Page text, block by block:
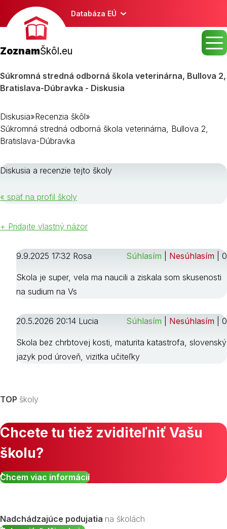
Databáza EÚ
ZoznamŠkôl.eu
Súkromná stredná odborná škola veterinárna, Bullova 2,
Bratislava-Dúbravka - Diskusia
Diskusia»Recenzia škôl»
Súkromná stredná odborná škola veterinárna, Bullova 2,
Bratislava-Dúbravka
Diskusia a recenzie tejto školy
« späť na profil školy
+ Pridajte vlastný názor
9.9.2025 17:32 Rosa Súhlasím Nesúhlasím 0
Skola je super, vela ma naucili a ziskala som skusenosti
na sudium na Vs
20.5.2026 20:14 Lucia Súhlasím Nesúhlasím 0
Skola bez chrbtovej kosti, maturita katastrofa, slovenský
jazyk pod úroveň, vizitka učiteľky
TOP školy
Chcete tu tiež zviditeľniť Vašu
školu?
Chcem viac informácií
Nadchádzajúce podujatia na školách